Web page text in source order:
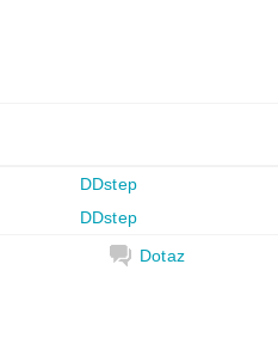
DDstep
DDstep
Dotaz